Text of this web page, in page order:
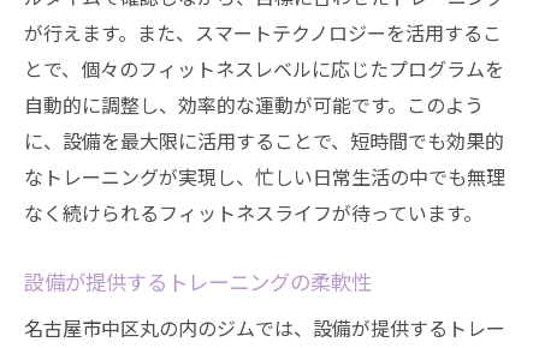
が行えます。また、スマートテクノロジーを活用するこ
とで、個々のフィットネスレベルに応じたプログラムを
自動的に調整し、効率的な運動が可能です。このよう
に、設備を最大限に活用することで、短時間でも効果的
なトレーニングが実現し、忙しい日常生活の中でも無理
なく続けられるフィットネスライフが待っています。
設備が提供するトレーニングの柔軟性
名古屋市中区丸の内のジムでは、設備が提供するトレー